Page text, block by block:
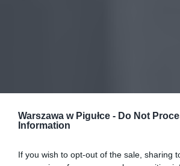
Warszawa w Pigułce - Do Not
Information
If you wish to opt-out of the sale, sharing